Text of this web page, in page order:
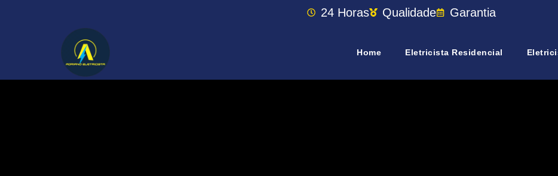
24 Horas Qualidade Garantia
Home Eletricista Residencial